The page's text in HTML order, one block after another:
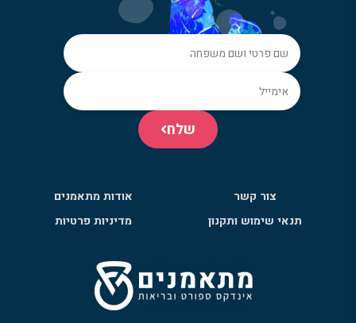
שלח
צור קשר
אודות מתאמנים
תנאי שימוש ותקנון
מדיניות פרטיות